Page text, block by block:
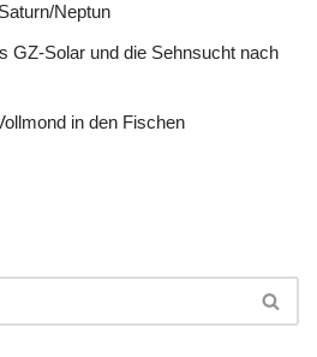
Neptun
GZ-Solar und die Sehnsucht nach
in den Fischen